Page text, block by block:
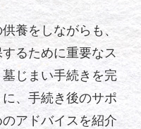
養をしながらも、
るために重要なス
じまい手続きを完
、手続き後のサポ
アドバイスを紹介